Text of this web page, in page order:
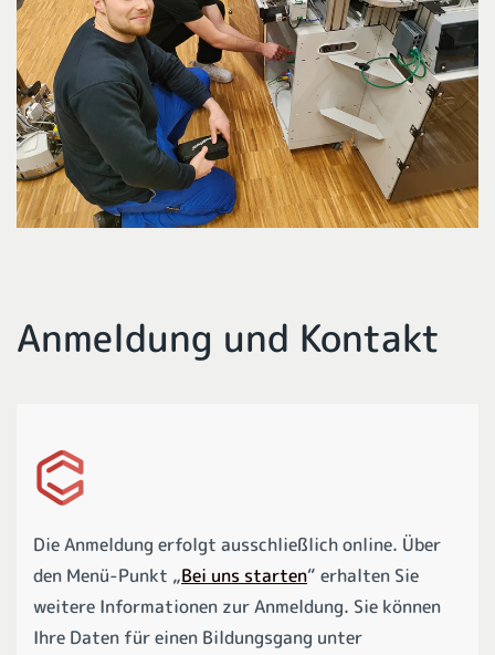
Anmeldung und Kontakt
Die Anmeldung erfolgt ausschließlich online. Über
den Menü-Punkt „Bei uns starten“ erhalten Sie
weitere Informationen zur Anmeldung. Sie können
Ihre Daten für einen Bildungsgang unter